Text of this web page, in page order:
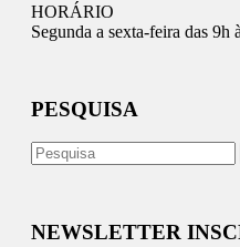
HORÁRIO
Segunda a sexta-feira das 9h
PESQUISA
NEWSLETTER